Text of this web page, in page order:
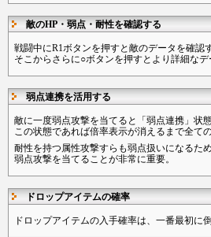
敵のHP・弱点・耐性を確認する
戦闘中にR1ボタンを押すと敵のデータを確認
そこからさらに○ボタンを押すとより詳細な
弱点連携を活用する
敵に一度弱点攻撃を当てると「弱点連携」状
この状態であれば倍率表示が消えるまで全て
耐性を持つ属性攻撃すらも弱点扱いになるた
弱点攻撃を当てることが非常に重要。
ドロップアイテムの確率
ドロップアイテムの入手確率は、一番最初に